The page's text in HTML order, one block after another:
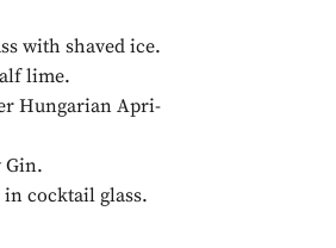
with shaved ice.
lime.
Hungarian Apri-
Gin.
cocktail glass.